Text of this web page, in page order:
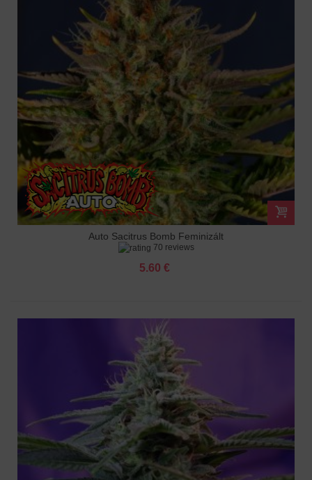
Auto Sacitrus Bomb Feminizált
70 reviews
5.60 €